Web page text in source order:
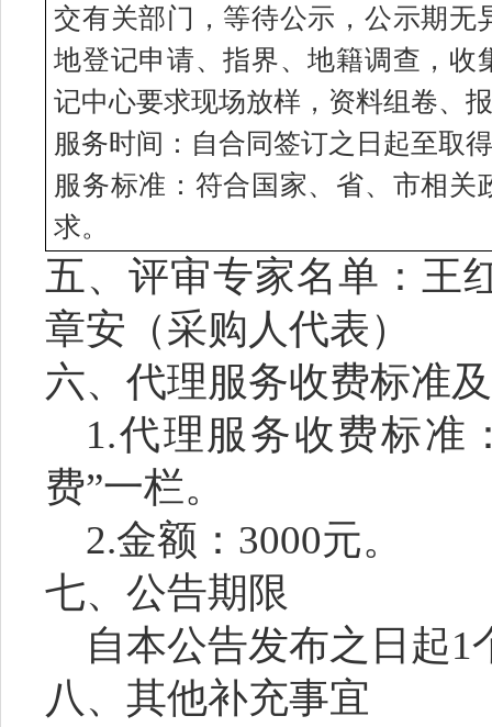
交有关部门，等待公示，公示期
地登记申请、指界、地籍调查，
记中心要求现场放样，资料组卷、
服务时间： 自合同签订之日起至取
服务标准：符合国家、省、市相关
求。
五、评审专家名单：王
章安（采购人代表）
六、代理服务收费标准
1.代理服务收费标准
费”一栏。
2.金额： 3000元。
七、公告期限
自本公告发布之日起1
八、其他补充事宜